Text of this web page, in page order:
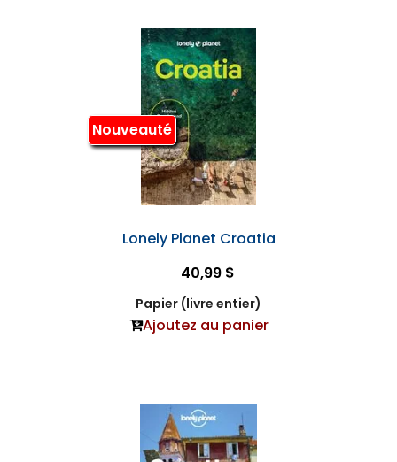
Nouveauté
Lonely Planet Croatia
40,99 $
Papier (livre entier)
Ajoutez au panier